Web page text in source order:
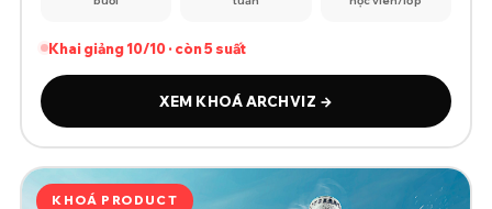
Khai giảng 10/10 · còn 5 suất
XEM KHOÁ ARCHVIZ →
KHOÁ PRODUCT